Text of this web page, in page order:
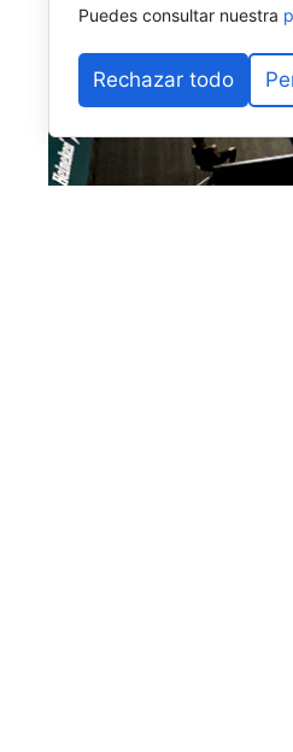
Puedes consultar nuestra
Rechazar todo